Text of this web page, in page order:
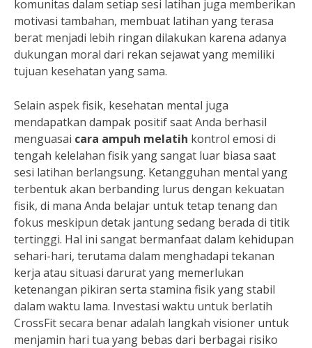
komunitas dalam setiap sesi latihan juga memberikan
motivasi tambahan, membuat latihan yang terasa
berat menjadi lebih ringan dilakukan karena adanya
dukungan moral dari rekan sejawat yang memiliki
tujuan kesehatan yang sama.
Selain aspek fisik, kesehatan mental juga
mendapatkan dampak positif saat Anda berhasil
menguasai cara ampuh melatih kontrol emosi di
tengah kelelahan fisik yang sangat luar biasa saat
sesi latihan berlangsung. Ketangguhan mental yang
terbentuk akan berbanding lurus dengan kekuatan
fisik, di mana Anda belajar untuk tetap tenang dan
fokus meskipun detak jantung sedang berada di titik
tertinggi. Hal ini sangat bermanfaat dalam kehidupan
sehari-hari, terutama dalam menghadapi tekanan
kerja atau situasi darurat yang memerlukan
ketenangan pikiran serta stamina fisik yang stabil
dalam waktu lama. Investasi waktu untuk berlatih
CrossFit secara benar adalah langkah visioner untuk
menjamin hari tua yang bebas dari berbagai risiko